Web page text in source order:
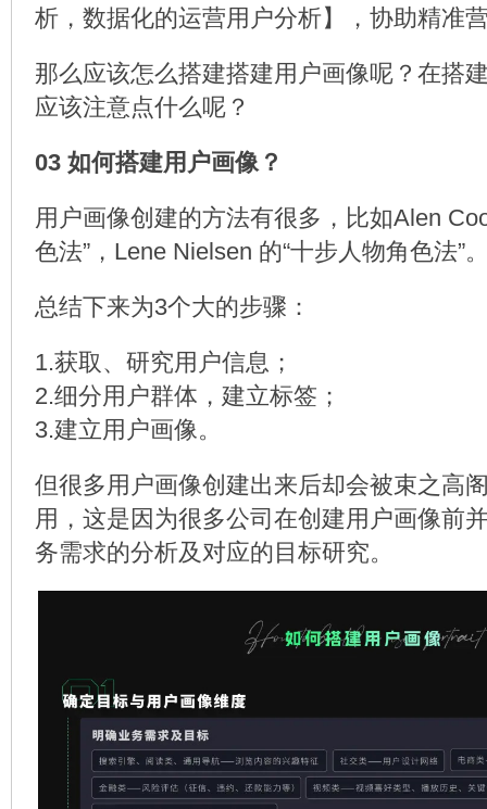
析，数据化的运营用户分析】，协助精准
那么应该怎么搭建搭建用户画像呢？在搭
应该注意点什么呢？
03 如何搭建用户画像？
用户画像创建的方法有很多，比如Alen
色法”，Lene Nielsen 的“十步人物角色法”
总结下来为3个大的步骤：
1.获取、研究用户信息；
2.细分用户群体，建立标签；
3.建立用户画像。
但很多用户画像创建出来后却会被束之高
用，这是因为很多公司在创建用户画像前
务需求的分析及对应的目标研究。